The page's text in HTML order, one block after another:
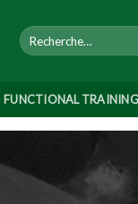
FUNCTIONAL TRAINING